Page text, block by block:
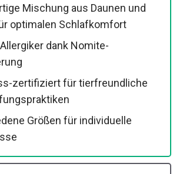
Mischung aus Daunen und
optimalen Schlafkomfort
dank Nomite-
zertifiziert für tierfreundliche
Größen für individuelle